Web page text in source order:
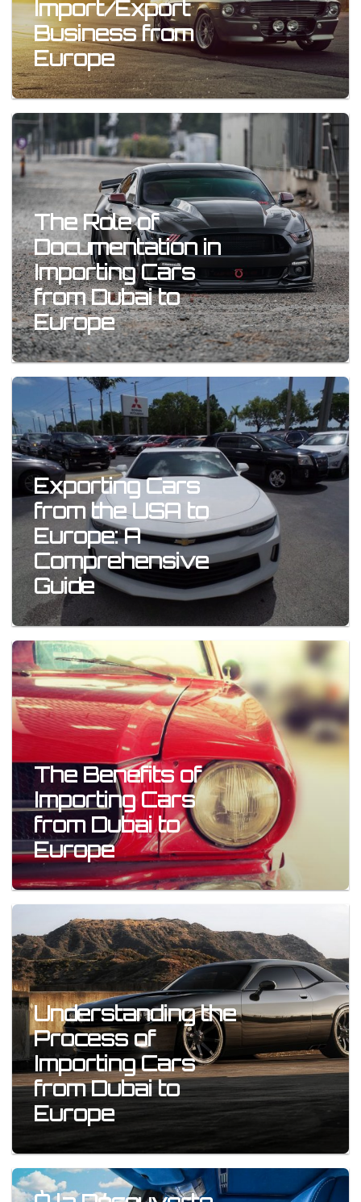
Import/Export
Business from
Europe
The Role of
Documentation in
Importing Cars
from Dubai to
Europe
Exporting Cars
from the USA to
Europe: A
Comprehensive
Guide
The Benefits of
Importing Cars
from Dubai to
Europe
Understanding the
Process of
Importing Cars
from Dubai to
Europe